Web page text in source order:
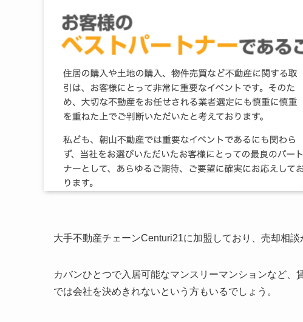
大手不動産チェーンCenturi21に加盟しており、売却相
カバンひとつで入居可能なマンスリーマンションなど
では会社を決めきれないという方もいるでしょう。